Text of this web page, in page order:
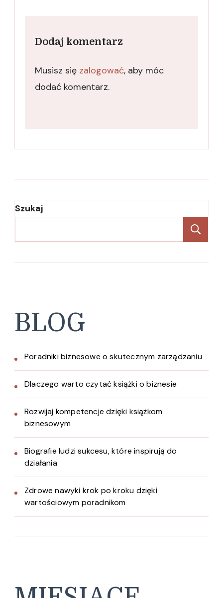
Dodaj komentarz
Musisz się zalogować, aby móc
dodać komentarz.
Szukaj
BLOG
Poradniki biznesowe o skutecznym zarządzaniu
Dlaczego warto czytać książki o biznesie
Rozwijaj kompetencje dzięki książkom
biznesowym
Biografie ludzi sukcesu, które inspirują do
działania
Zdrowe nawyki krok po kroku dzięki
wartościowym poradnikom